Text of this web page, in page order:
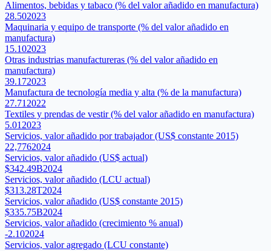
Alimentos, bebidas y tabaco (% del valor añadido en manufactura)
28.502023
Maquinaria y equipo de transporte (% del valor añadido en
manufactura)
15.102023
Otras industrias manufactureras (% del valor añadido en
manufactura)
39.172023
Manufactura de tecnología media y alta (% de la manufactura)
27.71 2022
Textiles y prendas de vestir (% del valor añadido en manufactura)
5.01 2023
Servicios, valor añadido por trabajador (US$ constante 2015)
22,7762024
Servicios, valor añadido (US$ actual)
$342.49B2024
Servicios, valor añadido (LCU actual)
$313.28T2024
Servicios, valor añadido (US$ constante 2015)
$335.75B2024
Servicios, valor añadido (crecimiento % anual)
-2.102024
Servicios, valor agregado (LCU constante)